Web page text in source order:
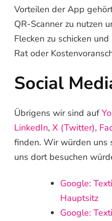
Vorteilen der App
QR-Scanner zu nutzen
Flecken zu schicken
Rat oder
Social
Übrigens wir sind auf
LinkedIn, X (Twitter),
finden. Wir würden uns
uns dort besuchen
Google:
Hauptsitz
Google: